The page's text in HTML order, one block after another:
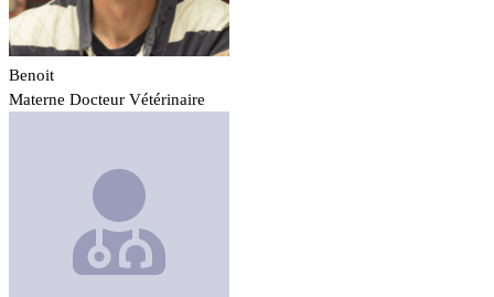
Benoit
Materne Docteur Vétérinaire